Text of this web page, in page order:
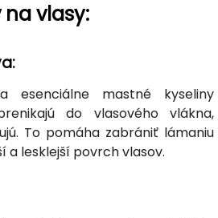
vlasy:
esenciálne mastné kyseliny
do vlasového vlákna,
To pomáha zabrániť lámaniu
a lesklejší povrch vlasov.